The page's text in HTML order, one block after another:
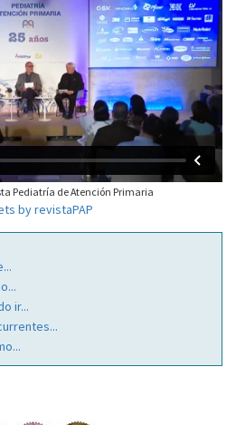
Pediatría de Atención Primaria
by revistaPAP
ir...